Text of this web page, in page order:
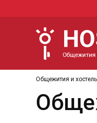
Общежития и